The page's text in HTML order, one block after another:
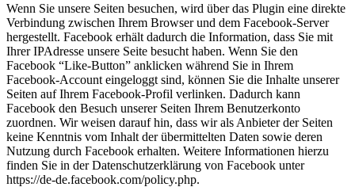
Wenn Sie unsere Seiten besuchen, wird über das Plugin eine direkte
Verbindung zwischen Ihrem Browser und dem Facebook-Server
hergestellt. Facebook erhält dadurch die Information, dass Sie mit
Ihrer IPAdresse unsere Seite besucht haben. Wenn Sie den
Facebook “Like-Button” anklicken während Sie in Ihrem
Facebook-Account eingeloggt sind, können Sie die Inhalte unserer
Seiten auf Ihrem Facebook-Profil verlinken. Dadurch kann
Facebook den Besuch unserer Seiten Ihrem Benutzerkonto
zuordnen. Wir weisen darauf hin, dass wir als Anbieter der Seiten
keine Kenntnis vom Inhalt der übermittelten Daten sowie deren
Nutzung durch Facebook erhalten. Weitere Informationen hierzu
finden Sie in der Datenschutzerklärung von Facebook unter
https://de-de.facebook.com/policy.php.